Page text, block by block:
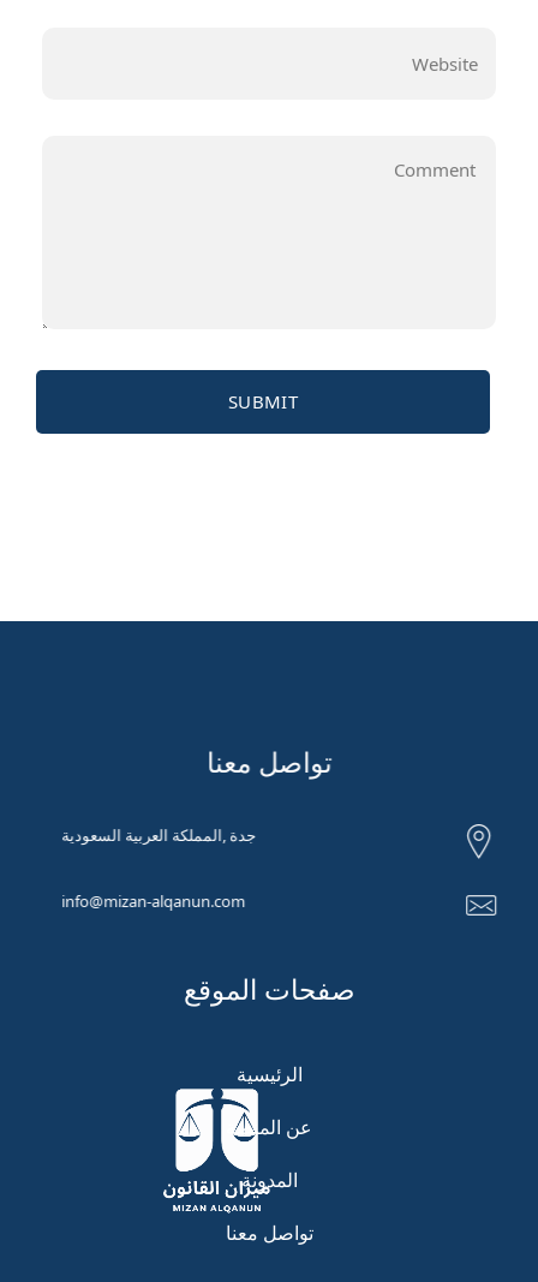
تواصل معنا
جدة ,المملكة العربية السعودية
info@mizan-alqanun.com
صفحات الموقع
الرئيسية
عن المنصة
المدونة
تواصل معنا